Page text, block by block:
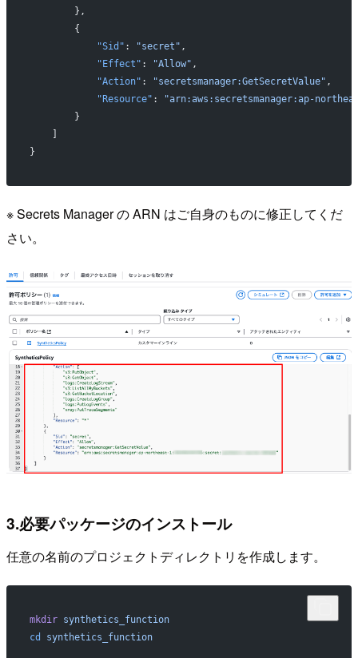
        },
        {
            "Sid"
: "secret" ,
            "Effect"
: "Allow" ,
            "Action"
: "secretsmanager:GetSecretValue" ,
            "Resource"
:
"arn:aws:secretsmanager:ap-northeast-
        }
    ]
}
※ Secrets Manager の ARN はご自身のものに修正してくだ
さい。
3.必要パッケージのインストール
任意の名前のプロジェクトディレクトリを作成します。
mkdir synthetics_function
cd
synthetics_function